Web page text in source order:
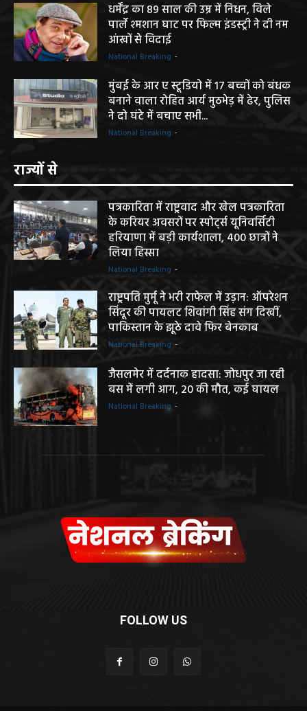
धर्मेंद्र का 89 साल की उम्र में निधन, विले
पार्ले श्मशान घाट पर फिल्म इंडस्ट्री ने दी नम
आंखों से विदाई
National Breaking -
मुंबई के आर ए स्टूडियो में 17 बच्चों को बंधक
बनाने वाला रोहित आर्य मुठभेड़ में ढेर, पुलिस
ने दो घंटे में बचाए सभी...
National Breaking -
राज्यों से
पत्रकारिता में राष्ट्रवाद और खेल पत्रकारिता
के करियर अवसरों पर स्पोर्ट्स यूनिवर्सिटी
हरियाणा में बड़ी कार्यशाला, 400 छात्रों ने
लिया हिस्सा
National Breaking -
राष्ट्रपति मुर्मू ने भरी राफेल में उड़ान: ऑपरेशन
सिंदूर की पायलट शिवांगी सिंह संग दिखीं,
पाकिस्तान के झूठे दावे फिर बेनकाब
National Breaking -
जैसलमेर में दर्दनाक हादसा: जोधपुर जा रही
बस में लगी आग, 20 की मौत, कई घायल
National Breaking -
FOLLOW US